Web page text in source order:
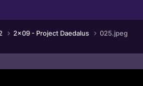
2x09 - Project Daedalus 025.jpeg